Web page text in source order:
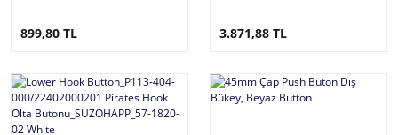
899,80 TL 3.871,88 TL